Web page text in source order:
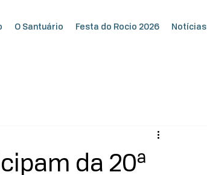
O Santuário Festa do Rocio 2026 Notícias
da 20ª